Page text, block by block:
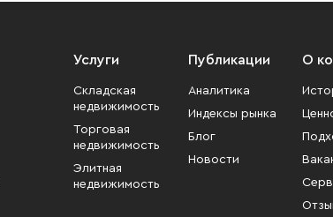
Услуги
Складская
недвижимость
Торговая
недвижимость
Элитная
недвижимость
Публикации
Аналитика
Индексы рынка
Блог
Новости
О